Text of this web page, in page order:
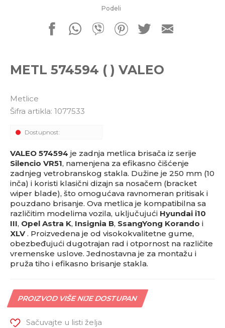
Podeli
METL 574594 ( ) VALEO
Metlice
Šifra artikla: 1077533
Dostupnost:
VALEO 574594 je zadnja metlica brisača iz serije
Silencio VR51, namenjena za efikasno čišćenje
zadnjeg vetrobranskog stakla. Dužine je 250 mm (10
inča) i koristi klasični dizajn sa nosačem (bracket
wiper blade), što omogućava ravnomeran pritisak i
pouzdano brisanje. Ova metlica je kompatibilna sa
različitim modelima vozila, uključujući Hyundai i10
III, Opel Astra K, Insignia B, SsangYong Korando i
XLV. Proizvedena je od visokokvalitetne gume,
obezbeđujući dugotrajan rad i otpornost na različite
vremenske uslove. Jednostavna je za montažu i
pruža tiho i efikasno brisanje stakla.
PROIZVOD VIŠE NIJE DOSTUPAN
Sačuvajte u listi želja
Pišite nam
office@kitcommerce.rs